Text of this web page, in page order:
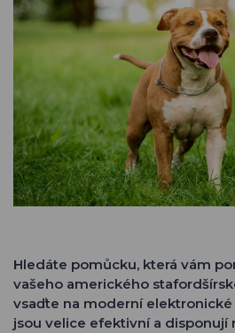
Hledáte pomůcku, která vám
vašeho amerického
vsaďte na moderní
jsou velice efektivní a disponují